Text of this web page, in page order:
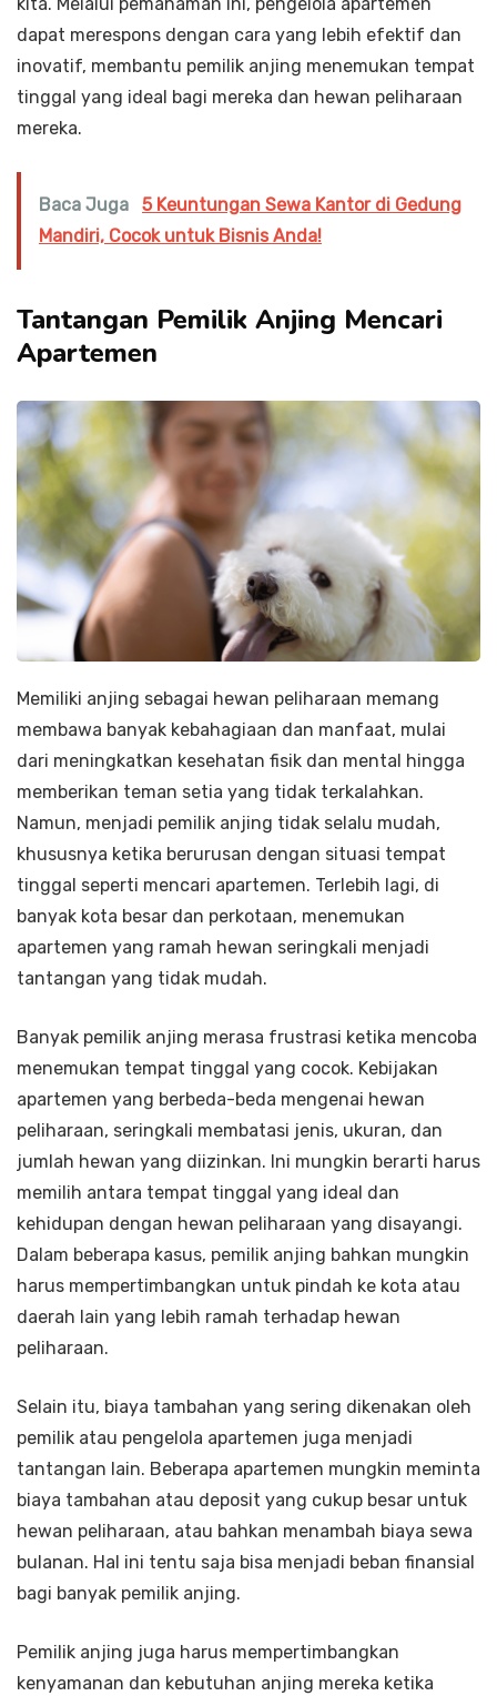
dapat merespons dengan cara yang lebih efektif dan
inovatif, membantu pemilik anjing menemukan tempat
tinggal yang ideal bagi mereka dan hewan peliharaan
mereka.
Baca Juga
5 Keuntungan Sewa Kantor di Gedung
Mandiri, Cocok untuk Bisnis Anda!
Tantangan Pemilik Anjing Mencari
Apartemen
Memiliki anjing sebagai hewan peliharaan memang
membawa banyak kebahagiaan dan manfaat, mulai
dari meningkatkan kesehatan fisik dan mental hingga
memberikan teman setia yang tidak terkalahkan.
Namun, menjadi pemilik anjing tidak selalu mudah,
khususnya ketika berurusan dengan situasi tempat
tinggal seperti mencari apartemen. Terlebih lagi, di
banyak kota besar dan perkotaan, menemukan
apartemen yang ramah hewan seringkali menjadi
tantangan yang tidak mudah.
Banyak pemilik anjing merasa frustrasi ketika mencoba
menemukan tempat tinggal yang cocok. Kebijakan
apartemen yang berbeda-beda mengenai hewan
peliharaan, seringkali membatasi jenis, ukuran, dan
jumlah hewan yang diizinkan. Ini mungkin berarti harus
memilih antara tempat tinggal yang ideal dan
kehidupan dengan hewan peliharaan yang disayangi.
Dalam beberapa kasus, pemilik anjing bahkan mungkin
harus mempertimbangkan untuk pindah ke kota atau
daerah lain yang lebih ramah terhadap hewan
peliharaan.
Selain itu, biaya tambahan yang sering dikenakan oleh
pemilik atau pengelola apartemen juga menjadi
tantangan lain. Beberapa apartemen mungkin meminta
biaya tambahan atau deposit yang cukup besar untuk
hewan peliharaan, atau bahkan menambah biaya sewa
bulanan. Hal ini tentu saja bisa menjadi beban finansial
bagi banyak pemilik anjing.
Pemilik anjing juga harus mempertimbangkan
kenyamanan dan kebutuhan anjing mereka ketika